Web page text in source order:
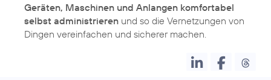
Geräten, Maschinen und Anlangen komfortabel
selbst administrieren und so die Vernetzungen von
Dingen vereinfachen und sicherer machen.